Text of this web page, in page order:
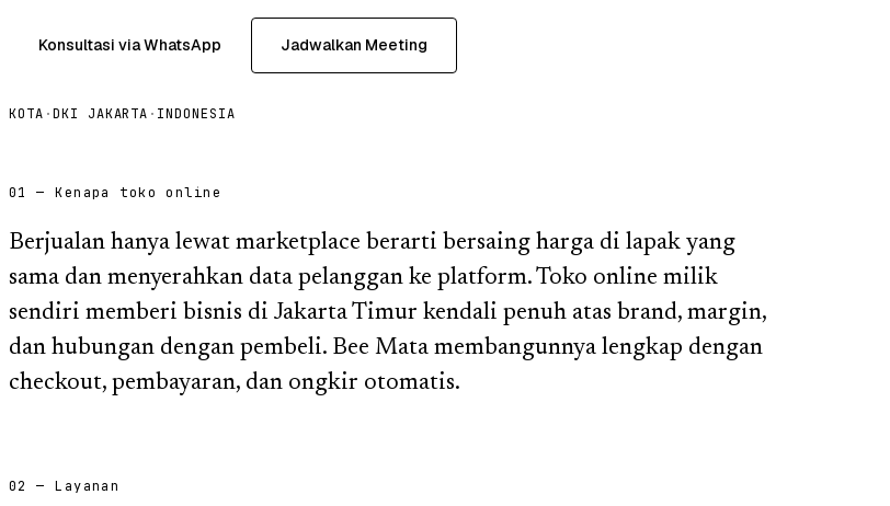
Konsultasi via WhatsApp Jadwalkan Meeting
KOTA ·DKI JAKARTA · INDONESIA
01 — Kenapa toko online
Berjualan hanya lewat marketplace berarti bersaing harga di lapak yang
sama dan menyerahkan data pelanggan ke platform. Toko online milik
sendiri memberi bisnis di Jakarta Timur kendali penuh atas brand, margin,
dan hubungan dengan pembeli. Bee Mata membangunnya lengkap dengan
checkout, pembayaran, dan ongkir otomatis.
02 — Layanan